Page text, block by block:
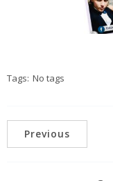
Tags: No tags
Previous